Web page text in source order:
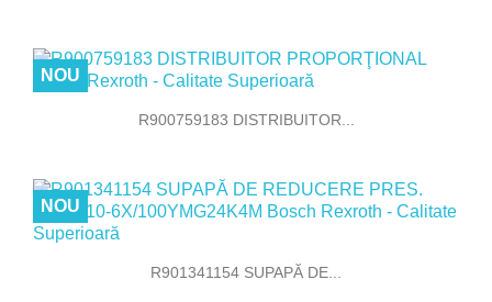
R900759183 DISTRIBUITOR...
NOU
R901341154 SUPAPĂ DE...
NOU